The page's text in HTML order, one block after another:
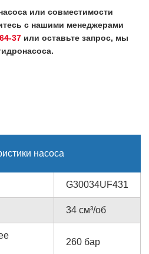
или совместимости
с нашими менеджерами
37 или оставьте запрос, мы
насоса
G30034UF431
34 см³/об
260 бар